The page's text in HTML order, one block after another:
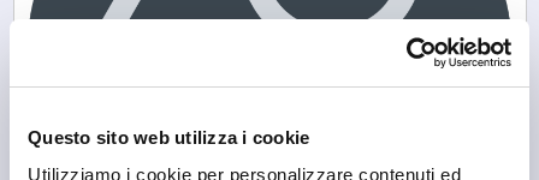
Questo sito web utilizza i cookie
Utilizziamo i cookie per personalizzare contenuti ed